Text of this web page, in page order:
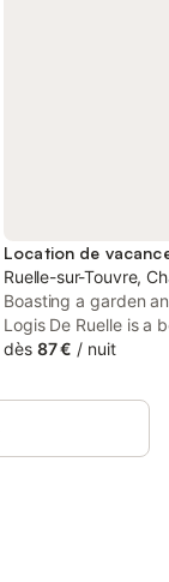
Ruelle-sur-Touvre,
Boasting a garden
Logis De Ruelle is a
set in a historic
Course. The
dès 87 € / nuit